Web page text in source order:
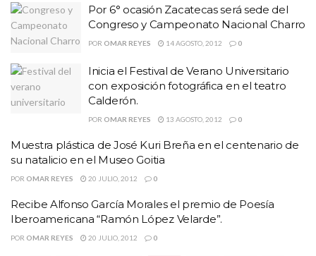
Por 6° ocasión Zacatecas será sede del
Congreso y Campeonato Nacional Charro
POR OMAR REYES 14 AGOSTO, 2012 0
Inicia el Festival de Verano Universitario
con exposición fotográfica en el teatro
Calderón.
POR OMAR REYES 13 AGOSTO, 2012 0
Muestra plástica de José Kuri Breña en el centenario de
su natalicio en el Museo Goitia
POR OMAR REYES 20 JULIO, 2012 0
Recibe Alfonso García Morales el premio de Poesía
Iberoamericana “Ramón López Velarde”.
POR OMAR REYES 20 JULIO, 2012 0